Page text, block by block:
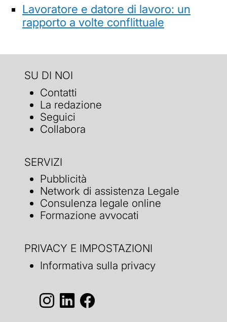
Lavoratore e datore di lavoro: un
rapporto a volte conflittuale
SU DI NOI
Contatti
La redazione
Seguici
Collabora
SERVIZI
Pubblicità
Network di assistenza Legale
Consulenza legale online
Formazione avvocati
PRIVACY E IMPOSTAZIONI
Informativa sulla privacy